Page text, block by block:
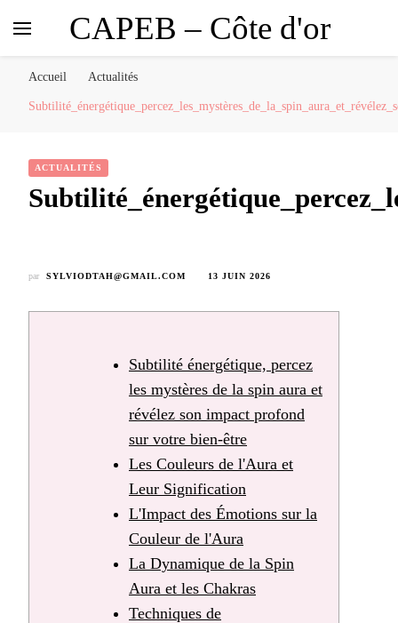
CAPEB – Côte d'or
Accueil Actualités
ACTUALITÉS
par SYLVIODTAH@GMAIL.COM 13 JUIN 2026
Subtilité énergétique, percez
les mystères de la spin aura et
révélez son impact profond
sur votre bien-être
Les Couleurs de l'Aura et
Leur Signification
L'Impact des Émotions sur la
Couleur de l'Aura
La Dynamique de la Spin
Aura et les Chakras
Techniques de